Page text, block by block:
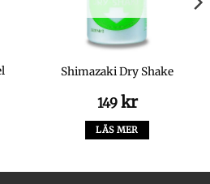
Shimazaki Dry Shake
149 kr
LÄS MER